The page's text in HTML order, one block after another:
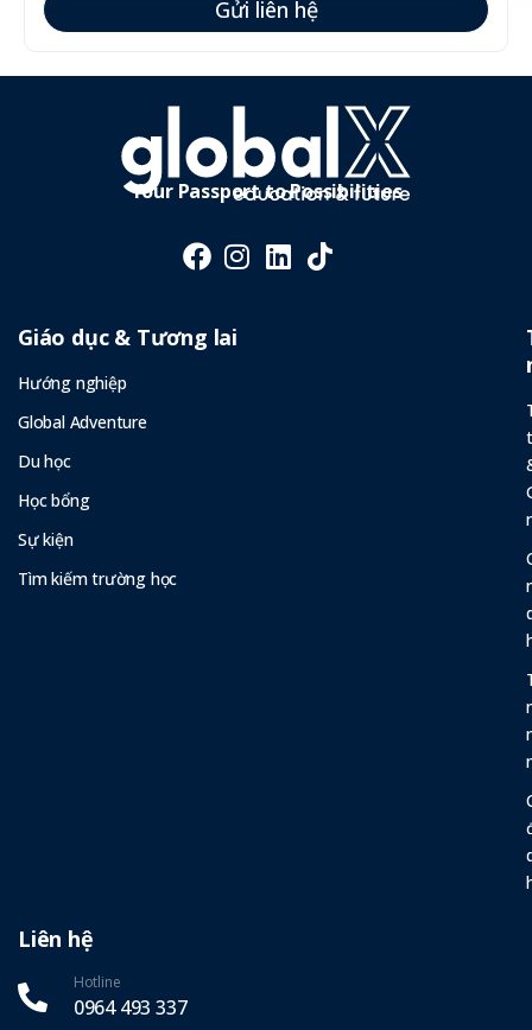
Gửi liên hệ
Your Passport to Possibilities
Giáo dục & Tương lai
Hướng nghiệp
Global Adventure
Du học
Học bổng
Sự kiện
Tìm kiếm trường học
Liên hệ
Hotline
0964 493 337‬